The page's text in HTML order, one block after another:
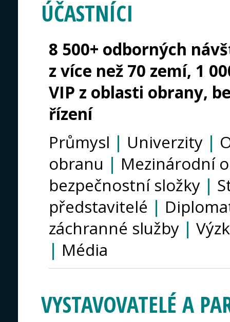
ÚČASTNÍCI
8 500+ odborných
z více než 70 zemí, 1
VIP z oblasti obrany,
řízení
Průmysl | Univerzity |
obranu | Mezinárodní
bezpečnostní složky |
představitelé |
záchranné služby |
| Média
VYSTAVOVATELÉ A